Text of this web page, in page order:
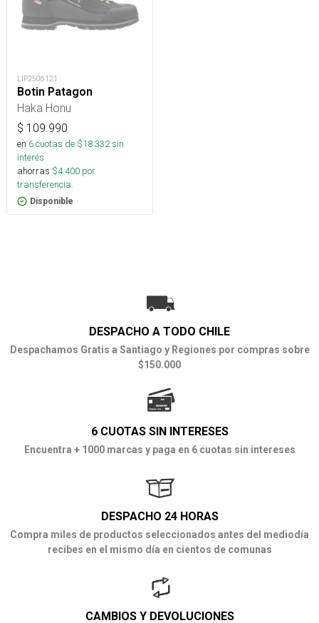
LIP2506121
Botin Patagon
Haka Honu
$ 109.990
en 6cuotas de $18.332sin
interés
ahorras $4.400 por
transferencia.
Disponible
DESPACHO A TODO CHILE
Despachamos Gratis a Santiago y Regiones por compras sobre
$150.000
6 CUOTAS SIN INTERESES
Encuentra + 1000 marcas y paga en 6 cuotas sin intereses
DESPACHO 24 HORAS
Compra miles de productos seleccionados antes del mediodía
recibes en el mismo día en cientos de comunas
CAMBIOS Y DEVOLUCIONES